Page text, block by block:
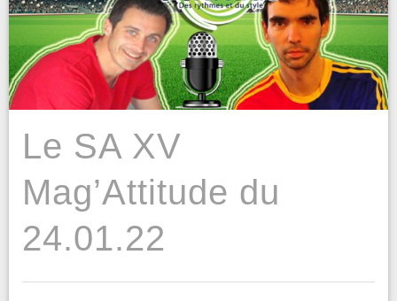
Le SA XV
Mag’Attitude du
24.01.22